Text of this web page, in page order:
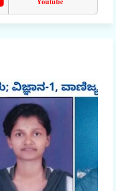
Youtube